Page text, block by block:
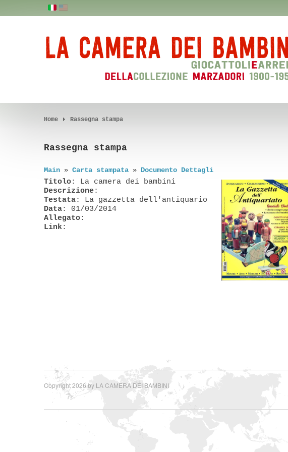
Home Rassegna stampa
Rassegna stampa
Main » Carta stampata » Documento Dettagli
Titolo: La camera dei bambini
Descrizione:
Testata: La gazzetta dell'antiquario
Data: 01/03/2014
Allegato:
Link:
Copyright 2026 by LA CAMERA DEI BAMBINI